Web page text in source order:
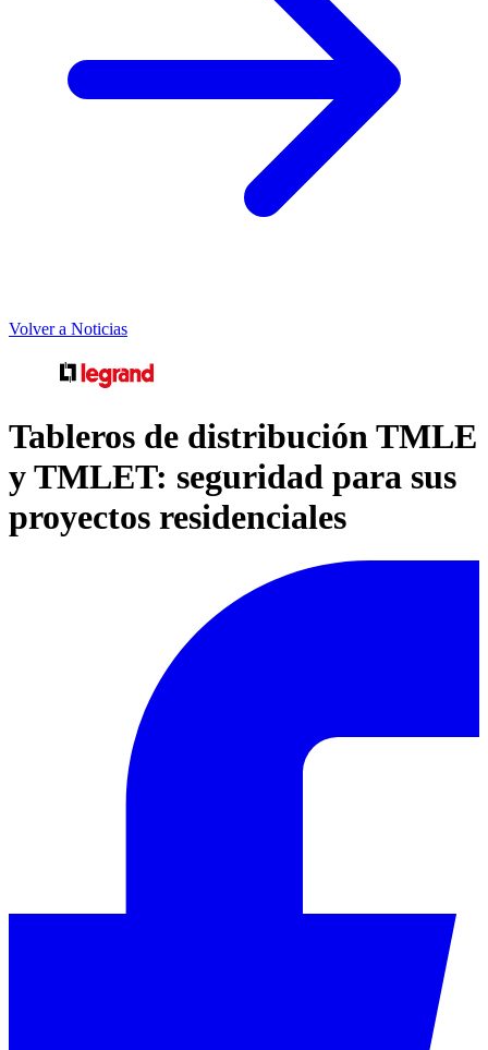
Volver a Noticias
Tableros de distribución TMLE
y TMLET: seguridad para sus
proyectos residenciales